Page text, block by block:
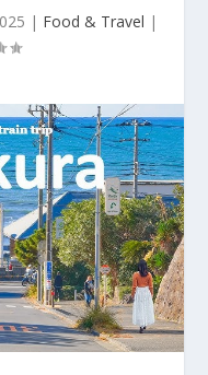
| Food & Travel |